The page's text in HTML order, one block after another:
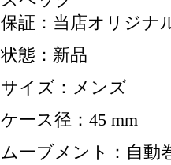
保証：当店オリジナ
状態：新品
サイズ：メンズ
ケース径：45 mm
ムーブメント：自動